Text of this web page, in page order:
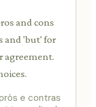
and cons
and 'but' for
agreement.
e contras